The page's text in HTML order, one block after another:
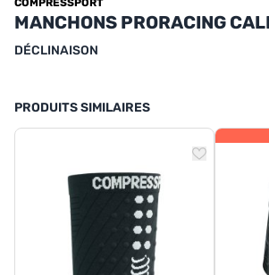
LE BLOG DES TONTONS
CONTACT
COMPRESSPORT
MANCHONS PRORACING
DÉCLINAISON
PRODUITS SIMILAIRES